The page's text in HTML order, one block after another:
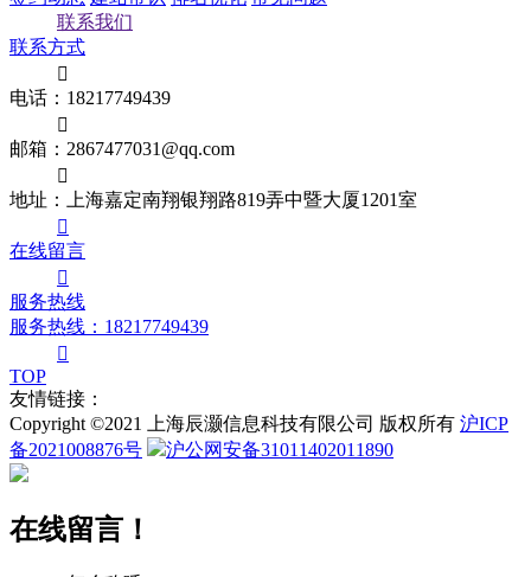
联系我们
联系方式

电话：18217749439

邮箱：2867477031@qq.com

地址：上海嘉定南翔银翔路819弄中暨大厦1201室

在线留言

服务热线
服务热线：18217749439

TOP
友情链接：
Copyright ©2021 上海辰灏信息科技有限公司 版权所有 沪ICP
备2021008876号
沪公网安备31011402011890
在线留言！